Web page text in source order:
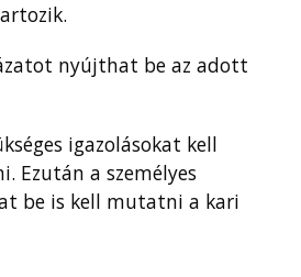
nyújthat be az adott
igazolásokat kell
Ezután a személyes
be is kell mutatni a kari